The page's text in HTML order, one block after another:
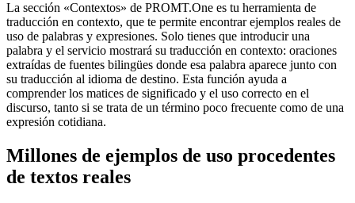
La sección «Contextos» de PROMT.One es tu herramienta de
traducción en contexto, que te permite encontrar ejemplos reales de
uso de palabras y expresiones. Solo tienes que introducir una
palabra y el servicio mostrará su traducción en contexto: oraciones
extraídas de fuentes bilingües donde esa palabra aparece junto con
su traducción al idioma de destino. Esta función ayuda a
comprender los matices de significado y el uso correcto en el
discurso, tanto si se trata de un término poco frecuente como de una
expresión cotidiana.
Millones de ejemplos de uso procedentes
de textos reales